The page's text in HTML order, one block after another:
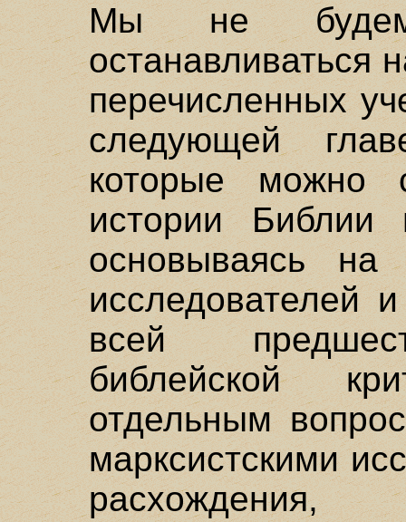
Мы не будем
останавливаться
перечисленных
следующей
которые можно
истории Библии
основываясь на
исследователей
всей
библейской
отдельным
марксистскими